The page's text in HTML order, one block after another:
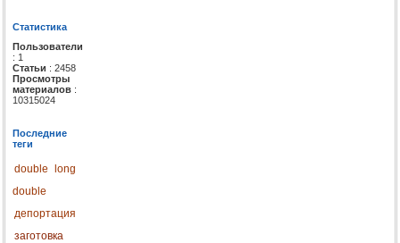
Статистика
Пользователи
: 1
Статьи : 2458
Просмотры
материалов :
10315024
Последние
теги
double
long
double
депортация
заготовка